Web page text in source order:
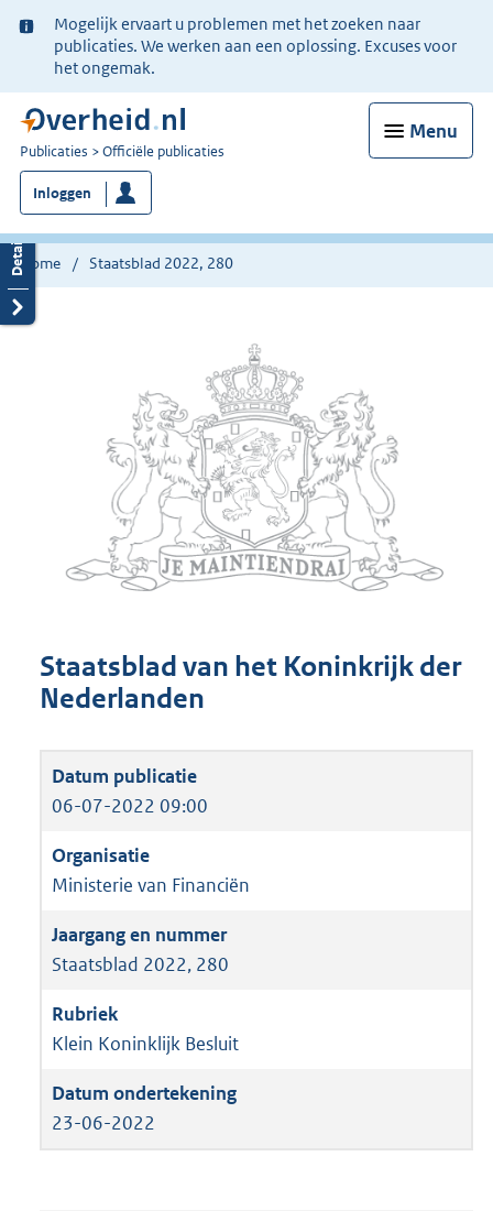
Ter
informatie:
Mogelijk ervaart u problemen met het zoeken naar
publicaties. We werken aan een oplossing. Excuses voor
het ongemak.
Menu
U
bent
nu
hier:
Publicaties Officiële publicaties
Inloggen
Home Staatsblad 2022, 280
Staatsblad van het Koninkrijk der
Nederlanden
06-07-2022 09:00
Ministerie van Financiën
Staatsblad 2022, 280
Klein Koninklijk Besluit
23-06-2022